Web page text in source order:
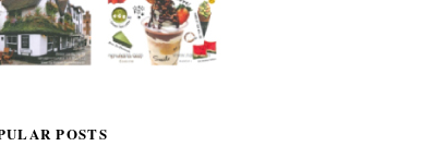
POSTS